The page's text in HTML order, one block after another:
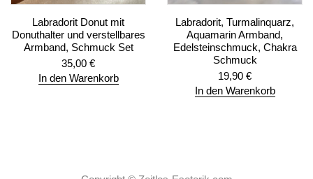
Labradorit Donut mit
Donuthalter und verstellbares
Armband, Schmuck Set
35,00 €
In den Warenkorb
Labradorit, Turmalinquarz,
Aquamarin Armband,
Edelsteinschmuck, Chakra
Schmuck
19,90 €
In den Warenkorb